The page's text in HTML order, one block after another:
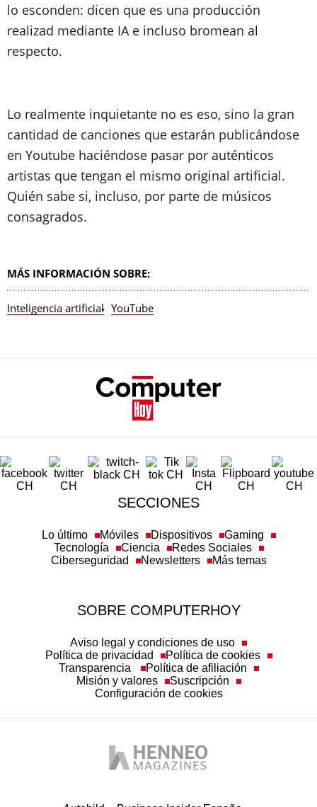
lo esconden: dicen que es una producción
realizad mediante IA e incluso bromean al
respecto.
Lo realmente inquietante no es eso, sino la gran
cantidad de canciones que estarán publicándose
en Youtube haciéndose pasar por auténticos
artistas que tengan el mismo original artificial.
Quién sabe si, incluso, por parte de músicos
consagrados.
MÁS INFORMACIÓN SOBRE:
Inteligencia artificial YouTube
SECCIONES
Lo último Móviles Dispositivos
Gaming
Tecnología
Ciencia
Redes Sociales
Ciberseguridad
Newsletters Más temas
SOBRE COMPUTERHOY
Aviso legal y condiciones de uso
Política de privacidad
Política de cookies
Transparencia
Política de afiliación
Misión y valores
Suscripción
Configuración de cookies